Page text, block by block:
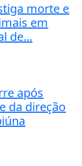
morte e
em
de...
após
da direção